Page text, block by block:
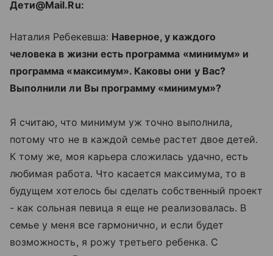
Дети@Mail.Ru:
Наталия Ребекевша: Наверное, у каждого
человека в жизни есть программа «минимум» и
программа «максимум». Каковы они у Вас?
Выполнили ли Вы программу «минимум»?
Я считаю, что минимум уж точно выполнила,
потому что не в каждой семье растет двое детей.
К тому же, моя карьера сложилась удачно, есть
любимая работа. Что касается максимума, то в
будущем хотелось бы сделать собственный проект
- как сольная певица я еще не реализовалась. В
семье у меня все гармонично, и если будет
возможность, я рожу третьего ребенка. С